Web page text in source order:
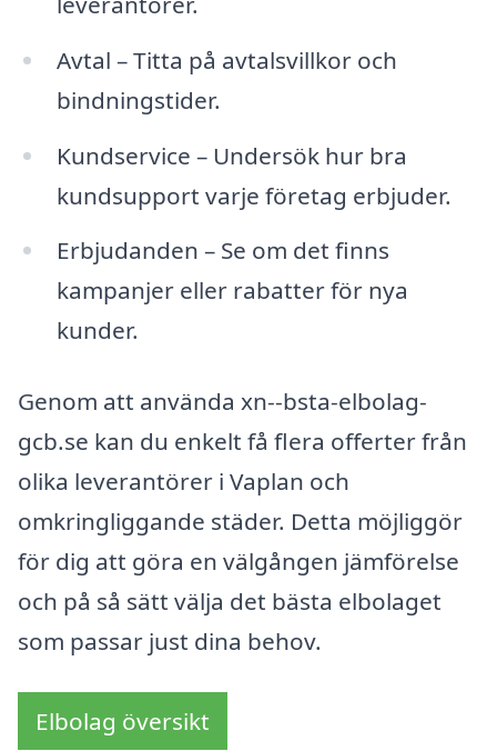
Avtal – Titta på avtalsvillkor och
bindningstider.
Kundservice – Undersök hur bra
kundsupport varje företag erbjuder.
Erbjudanden – Se om det finns
kampanjer eller rabatter för nya
kunder.
Genom att använda xn--bsta-elbolag-
gcb.se kan du enkelt få flera offerter från
olika leverantörer i Vaplan och
omkringliggande städer. Detta möjliggör
för dig att göra en välgången jämförelse
och på så sätt välja det bästa elbolaget
som passar just dina behov.
Elbolag översikt